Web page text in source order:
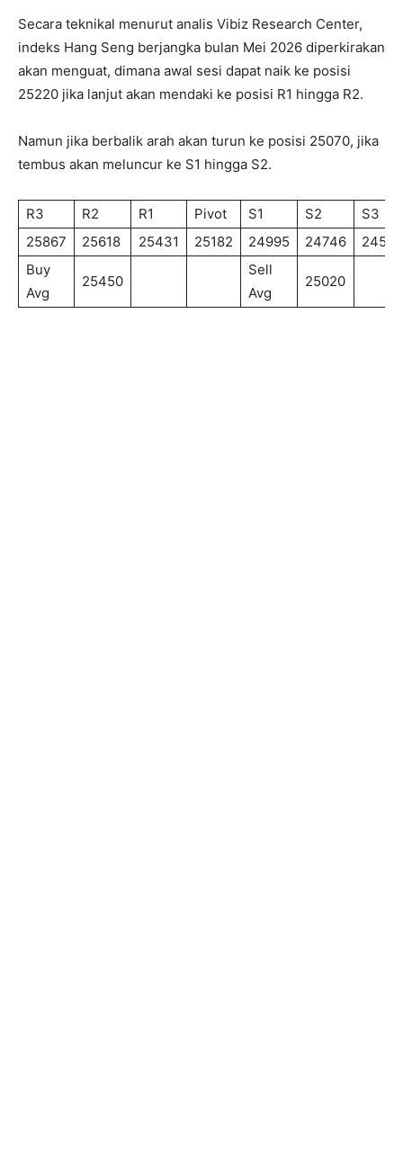
Secara teknikal menurut analis Vibiz Research Center,
indeks Hang Seng berjangka bulan Mei 2026 diperkirakan
akan menguat, dimana awal sesi dapat naik ke posisi
25220 jika lanjut akan mendaki ke posisi R1 hingga R2.
Namun jika berbalik arah akan turun ke posisi 25070, jika
tembus akan meluncur ke S1 hingga S2.
R3 R2 R1 Pivot S1 S2
S3
25867
25618 25431 25182 24995 24746
24559
Buy
Avg
25450
Sell
Avg
25020